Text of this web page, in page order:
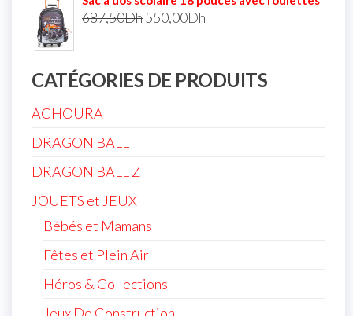
687,50Dh550,00Dh
CATÉGORIES DE PRODUITS
ACHOURA
DRAGON BALL
DRAGON BALL Z
JOUETS et JEUX
Bébés et Mamans
Fêtes et Plein Air
Héros & Collections